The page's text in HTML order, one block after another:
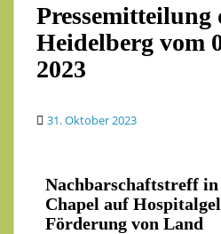
Pressemitteilung
Heidelberg vom
2023
31. Oktober 2023
Nachbarschaftstreff in
Chapel auf
Förderung von Land